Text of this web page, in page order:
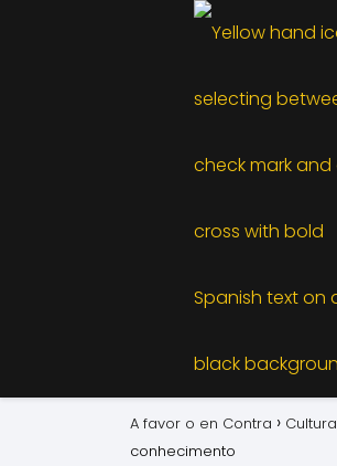
A favor o en Contra Cultura
conhecimento